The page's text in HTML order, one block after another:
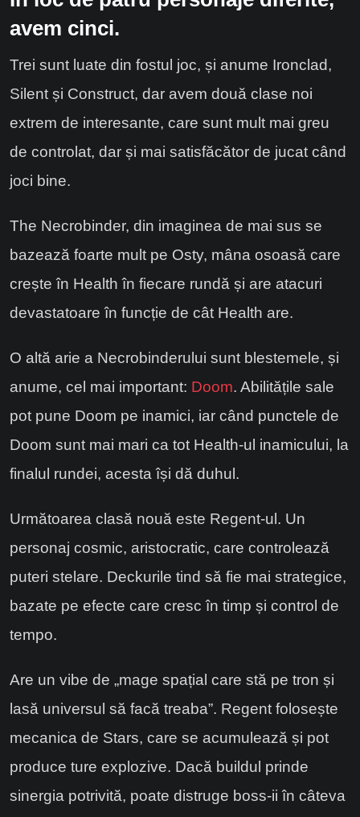
avem cinci.
Trei sunt luate din fostul joc, și anume Ironclad,
Silent și Construct, dar avem două clase noi
extrem de interesante, care sunt mult mai greu
de controlat, dar și mai satisfăcător de jucat când
joci bine.
The Necrobinder, din imaginea de mai sus se
bazează foarte mult pe Osty, mâna osoasă care
crește în Health în fiecare rundă și are atacuri
devastatoare în funcție de cât Health are.
O altă arie a Necrobinderului sunt blestemele, și
anume, cel mai important: Doom. Abilitățile sale
pot pune Doom pe inamici, iar când punctele de
Doom sunt mai mari ca tot Health-ul inamicului, la
finalul rundei, acesta își dă duhul.
Următoarea clasă nouă este Regent-ul. Un
personaj cosmic, aristocratic, care controlează
puteri stelare. Deckurile tind să fie mai strategice,
bazate pe efecte care cresc în timp și control de
tempo.
Are un vibe de „mage spațial care stă pe tron și
lasă universul să facă treaba”. Regent folosește
mecanica de Stars, care se acumulează și pot
produce ture explozive. Dacă buildul prinde
sinergia potrivită, poate distruge boss-ii în câteva